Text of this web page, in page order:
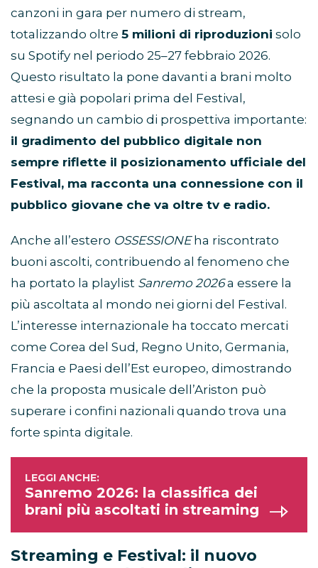
canzoni in gara per numero di stream,
totalizzando oltre 5 milioni di riproduzioni solo
su Spotify nel periodo 25–27 febbraio 2026.
Questo risultato la pone davanti a brani molto
attesi e già popolari prima del Festival,
segnando un cambio di prospettiva importante:
il gradimento del pubblico digitale non
sempre riflette il posizionamento ufficiale del
Festival, ma racconta una connessione con il
pubblico giovane che va oltre tv e radio.
Anche all’estero OSSESSIONEha riscontrato
buoni ascolti, contribuendo al fenomeno che
ha portato la playlist Sanremo 2026a essere la
più ascoltata al mondo nei giorni del Festival.
L’interesse internazionale ha toccato mercati
come Corea del Sud, Regno Unito, Germania,
Francia e Paesi dell’Est europeo, dimostrando
che la proposta musicale dell’Ariston può
superare i confini nazionali quando trova una
forte spinta digitale.
Sanremo 2026: la classifica dei
brani più ascoltati in streaming
Streaming e Festival: il nuovo